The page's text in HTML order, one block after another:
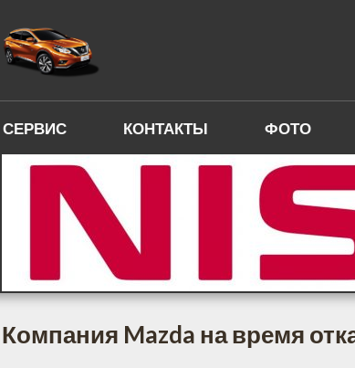
СЕРВИС КОНТАКТЫ ФОТО
Компания Mazda на время